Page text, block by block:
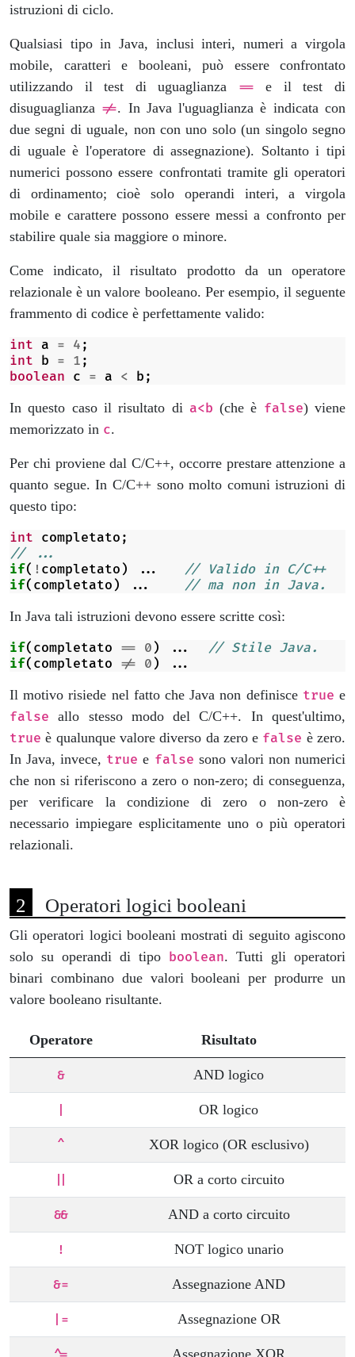
istruzioni di ciclo.
Qualsiasi tipo in Java, inclusi interi, numeri a virgola
mobile, caratteri e booleani, può essere confrontato
utilizzando il test di uguaglianza == e il test di
disuguaglianza !=. In Java l'uguaglianza è indicata con
due segni di uguale, non con uno solo (un singolo segno
di uguale è l'operatore di assegnazione). Soltanto i tipi
numerici possono essere confrontati tramite gli operatori
di ordinamento; cioè solo operandi interi, a virgola
mobile e carattere possono essere messi a confronto per
stabilire quale sia maggiore o minore.
Come indicato, il risultato prodotto da un operatore
relazionale è un valore booleano. Per esempio, il seguente
frammento di codice è perfettamente valido:
int a = 4 ;
int b = 1 ;
boolean c = a < b ;
In questo caso il risultato di a<b (che è false) viene
memorizzato in c.
Per chi proviene dal C/C++, occorre prestare attenzione a
quanto segue. In C/C++ sono molto comuni istruzioni di
questo tipo:
int completato ;
// ...
if( ! completato ) ...
// Valido in C/C++
if( completato ) ...
// ma non in Java.
In Java tali istruzioni devono essere scritte così:
if( completato == 0 ) ...
// Stile Java.
if( completato != 0 )
...
Il motivo risiede nel fatto che Java non definisce true e
false allo stesso modo del C/C++. In quest'ultimo,
true è qualunque valore diverso da zero e false è zero.
In Java, invece, true e false sono valori non numerici
che non si riferiscono a zero o non-zero; di conseguenza,
per verificare la condizione di zero o non-zero è
necessario impiegare esplicitamente uno o più operatori
relazionali.
Operatori logici booleani
Gli operatori logici booleani mostrati di seguito agiscono
solo su operandi di tipo boolean. Tutti gli operatori
binari combinano due valori booleani per produrre un
valore booleano risultante.
Operatore Risultato
& AND logico
OR logico
^ XOR logico (OR esclusivo)
OR a corto circuito
&& AND a corto circuito
! NOT logico unario
&= Assegnazione AND
|= Assegnazione OR
Assegnazione XOR